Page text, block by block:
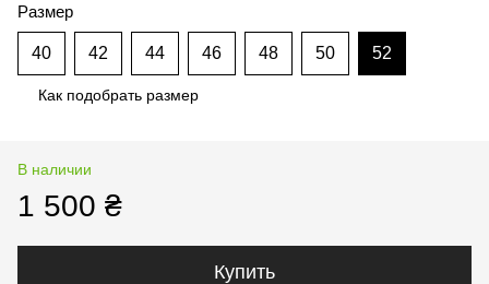
Размер
40 42 44 46 48 50 52
Как подобрать размер
В наличии
1 500 ₴
Купить